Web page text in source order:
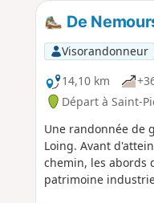
De
Visorandonneur
14,10 km
Départ à Saint-
Une randonnée de
Loing. Avant
chemin, les abords
patrimoine